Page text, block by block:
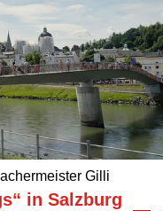
Gilli
in Salzburg